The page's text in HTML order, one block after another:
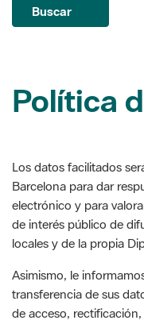
Los datos facilitados
de interés público de
locales y de la propia
Asimismo, le
transferencia de sus
de acceso,
tratamiento, en los
vigente, a través de la
en las oficinas del